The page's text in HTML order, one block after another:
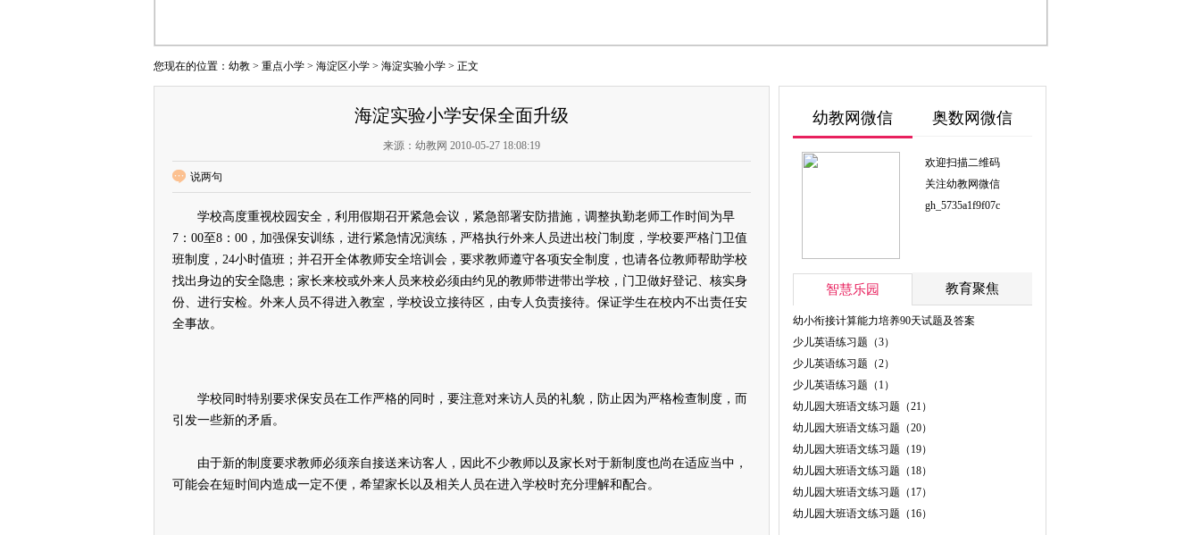
您现在的位置： 幼教 > 重点小学 > 海淀区小学 > 海淀实验小学 > 正文
海淀实验小学安保全面升级
来源：幼教网 2010-05-27 18:08:19
说两句
学校高度重视校园安全，利用假期召开紧急会议，紧急部署安防措施，调整执勤老师工作时间为早
7：00至8：00，加强保安训练，进行紧急情况演练，严格执行外来人员进出校门制度，学校要严格门卫值
班制度，24小时值班；并召开全体教师安全培训会，要求教师遵守各项安全制度，也请各位教师帮助学校
找出身边的安全隐患；家长来校或外来人员来校必须由约见的教师带进带出学校，门卫做好登记、核实身
份、进行安检。外来人员不得进入教室，学校设立接待区，由专人负责接待。保证学生在校内不出责任安
全事故。
学校同时特别要求保安员在工作严格的同时，要注意对来访人员的礼貌，防止因为严格检查制度，而
引发一些新的矛盾。
由于新的制度要求教师必须亲自接送来访客人，因此不少教师以及家长对于新制度也尚在适应当中，
可能会在短时间内造成一定不便，希望家长以及相关人员在进入学校时充分理解和配合。
幼教网微信 奥数网微信
欢迎扫描二维码
关注幼教网微信
gh_5735a1f9f07c
智慧乐园 教育聚焦
幼小衔接计算能力培养90天试题及答案
少儿英语练习题（3）
少儿英语练习题（2）
少儿英语练习题（1）
幼儿园大班语文练习题（21）
幼儿园大班语文练习题（20）
幼儿园大班语文练习题（19）
幼儿园大班语文练习题（18）
幼儿园大班语文练习题（17）
幼儿园大班语文练习题（16）